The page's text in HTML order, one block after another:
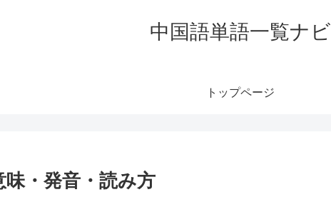
中国語単語一覧ナビ
トップページ
・発音・読み方